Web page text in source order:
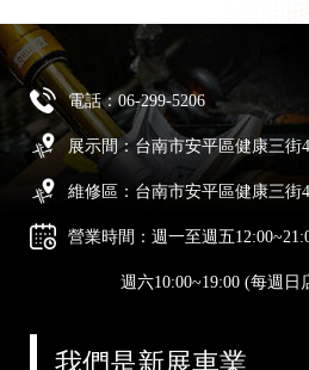
電話：06-299-5206
展示間：台南市安平區健康三街
維修區：台南市安平區健康三街
營業時間：週一至週五
週六10:00~19:00 (每週日
我們是新展車業